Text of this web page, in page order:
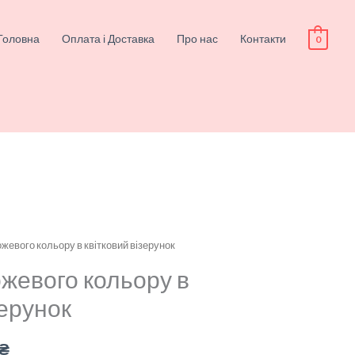
Оплата і Доставка Про нас Контакти 0
кольору в квітковий візерунок
кольору в
Поточна
ціна:
3,100.00₴.